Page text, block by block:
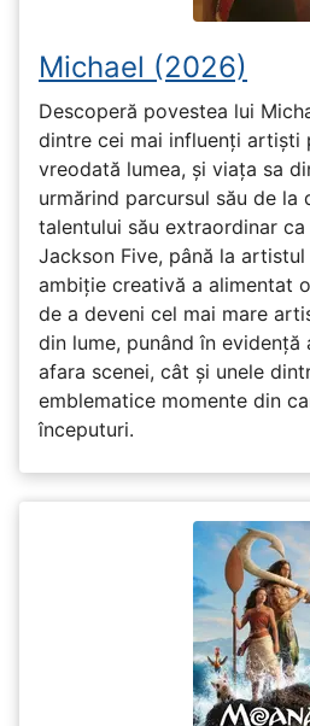
Michael (2026)
Descoperă povestea lui
dintre cei mai influenți artiști
vreodată lumea, și viața sa
urmărind parcursul său de la
talentului său extraordinar
Jackson Five, până la
ambiție creativă a alimentat
de a deveni cel mai mare
din lume, punând în
afara scenei, cât și unele
emblematice momente din
începuturi.